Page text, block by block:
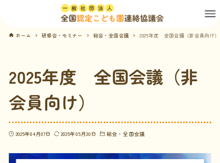
ホーム 研修会・セミナー 総会・全国会議 2025年度 全国会議（非会員向け）
2025年度 全国会議（非
会員向け）
2025年04月07日 2025年05月30日 総会・全国会議